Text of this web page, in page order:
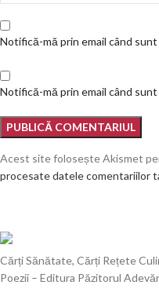
Notifică-mă prin email când
Notifică-mă prin email când
Acest site folosește Akismet
procesate datele comentariilor
Cărți Sănătate, Cărți Rețete
Poezii – Editura Păzitorul